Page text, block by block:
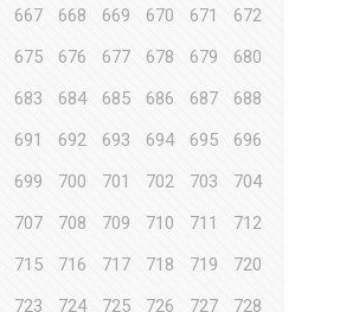
667 668 669 670 671
672
675 676 677 678 679
680
683 684 685 686 687
688
691 692 693 694 695
696
699 700 701 702 703
704
707 708 709 710 711
712
715 716 717 718 719
720
723 724 725 726 727 728